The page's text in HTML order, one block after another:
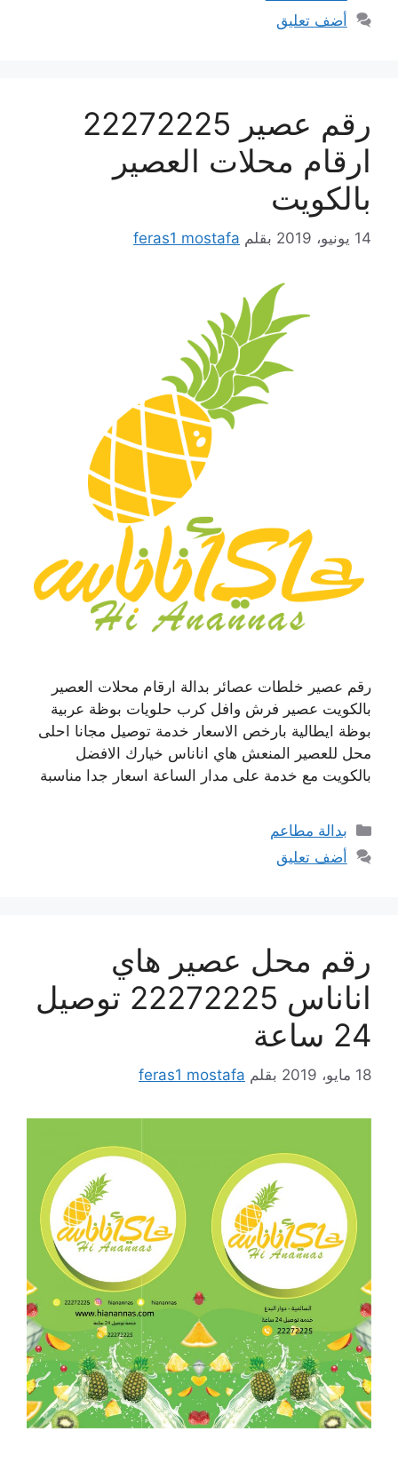
أضف تعليق
رقم عصير 22272225
ارقام محلات العصير
بالكويت
14 يونيو، 2019 بقلم feras1 mostafa
رقم عصير خلطات عصائر بدالة ارقام محلات العصير
بالكويت عصير فرش وافل كرب حلويات بوظة عربية
بوظة ايطالية بارخص الاسعار خدمة توصيل مجانا احلى
محل للعصير المنعش هاي اناناس خيارك الافضل
بالكويت مع خدمة على مدار الساعة اسعار جدا مناسبة
التصنيفات
بدالة مطاعم
أضف تعليق
رقم محل عصير هاي
اناناس 22272225 توصيل
24 ساعة
18 مايو، 2019 بقلم feras1 mostafa